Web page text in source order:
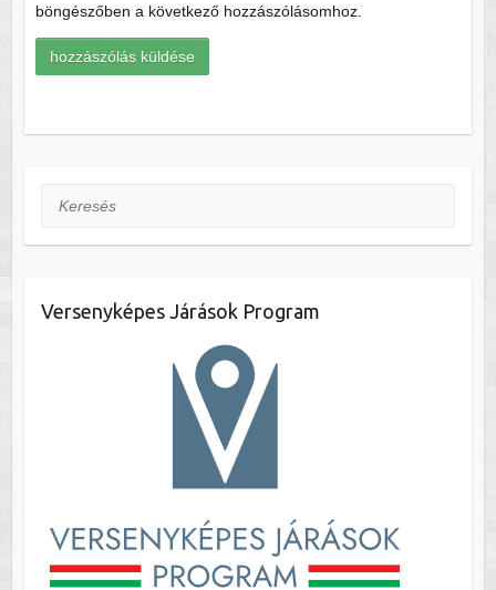
böngészőben a következő hozzászólásomhoz.
Keresés
Versenyképes Járások Program